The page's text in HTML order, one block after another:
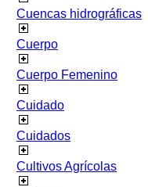
Cuencas hidrográficas
Cuerpo
Cuerpo Femenino
Cuidado
Cuidados
Cultivos Agrícolas